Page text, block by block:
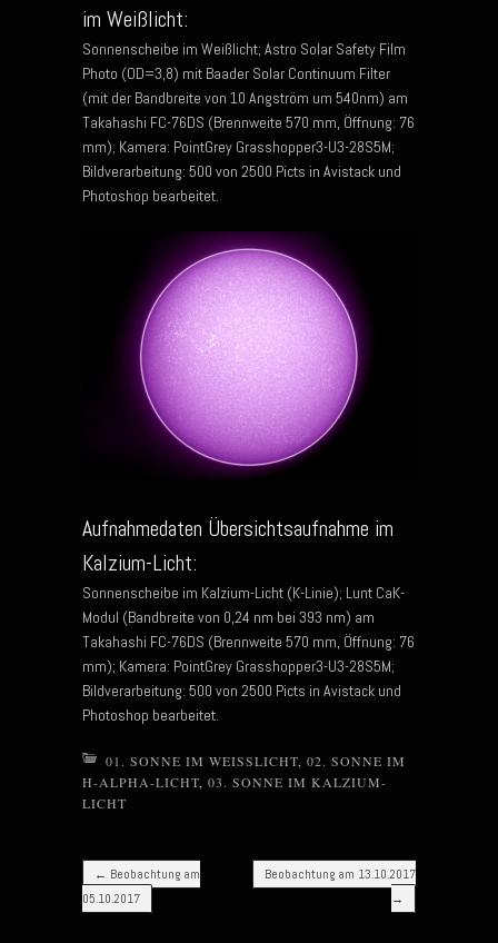
im Weißlicht:
Sonnenscheibe im Weißlicht; Astro Solar Safety Film
Photo (OD=3,8) mit Baader Solar Continuum Filter
(mit der Bandbreite von 10 Angström um 540nm) am
Takahashi FC-76DS (Brennweite 570 mm, Öffnung: 76
mm); Kamera: PointGrey Grasshopper3-U3-28S5M;
Bildverarbeitung: 500 von 2500 Picts in Avistack und
Photoshop bearbeitet.
Aufnahmedaten Übersichtsaufnahme im
Kalzium-Licht:
Sonnenscheibe im Kalzium-Licht (K-Linie); Lunt CaK-
Modul (Bandbreite von 0,24 nm bei 393 nm) am
Takahashi FC-76DS (Brennweite 570 mm, Öffnung: 76
mm); Kamera: PointGrey Grasshopper3-U3-28S5M;
Bildverarbeitung: 500 von 2500 Picts in Avistack und
Photoshop bearbeitet.
01. SONNE IM WEISSLICHT 02. SONNE IM
H-ALPHA-LICHT 03. SONNE IM KALZIUM-
LICHT
Post navigation
← Beobachtung am
05.10.2017
Beobachtung am 13.10.2017
→